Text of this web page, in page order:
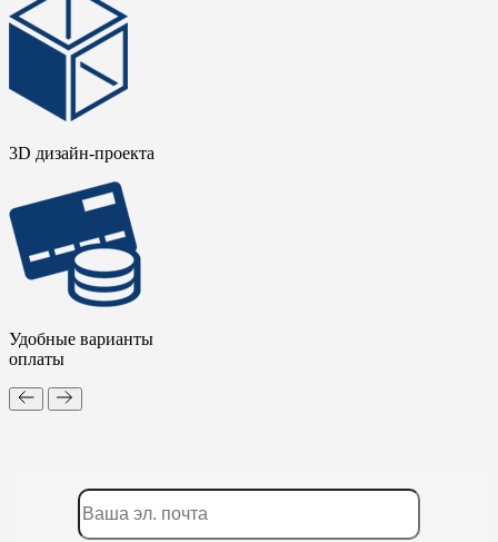
3D дизайн-проекта
Удобные варианты
оплаты